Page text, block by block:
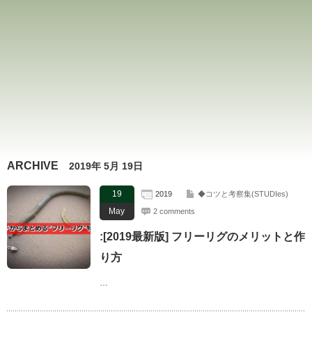
ARCHIVE 2019年 5月 19日
19
May
2019 ◆コツと考察集(STUDIes)
2 comments
:[2019最新版] フリーリグのメリットと作
り方
…